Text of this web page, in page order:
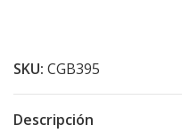
SKU: CGB395
Descripción